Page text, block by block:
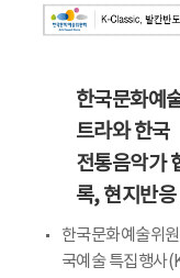
한국문화예
트라와 한국
전통음악가
록, 현지반응
한국문화예술위
국예술 특집행사